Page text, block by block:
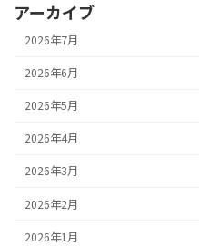
アーカイブ
2026年7月
2026年6月
2026年5月
2026年4月
2026年3月
2026年2月
2026年1月